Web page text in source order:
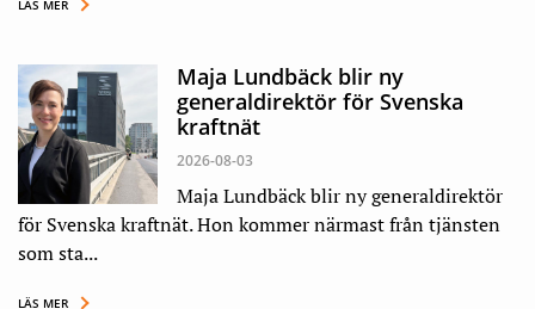
LÄS MER
Maja Lundbäck blir ny
generaldirektör för Svenska
kraftnät
2026-08-03
Maja Lundbäck blir ny generaldirektör
för Svenska kraftnät. Hon kommer närmast från tjänsten
som sta...
LÄS MER